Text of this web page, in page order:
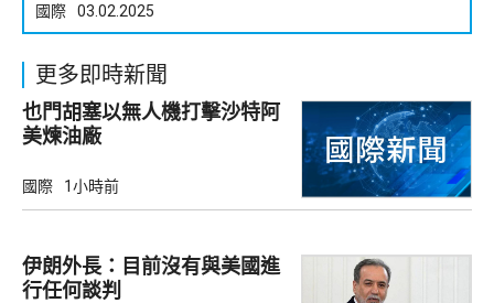
國際 03.02.2025
更多即時新聞
也門胡塞以無人機打擊沙特阿
美煉油廠
國際 1小時前
伊朗外長：目前沒有與美國進
行任何談判